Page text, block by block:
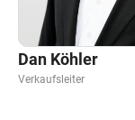
Dan Köhler
Verkaufsleiter